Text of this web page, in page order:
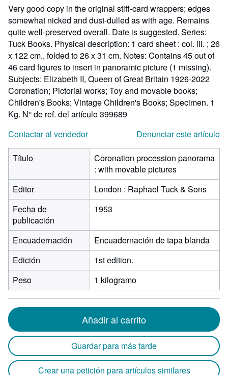
estrellas
Very good copy in the original stiff-card wrappers; edges
somewhat nicked and dust-dulled as with age. Remains
quite well-preserved overall. Date is suggested. Series:
Tuck Books. Physical description: 1 card sheet : col. ill. ; 26
x 122 cm., folded to 26 x 31 cm. Notes: Contains 45 out of
46 card figures to insert in panoramic picture (1 missing).
Subjects: Elizabeth II, Queen of Great Britain 1926-2022
Coronation; Pictorial works; Toy and movable books;
Children's Books; Vintage Children's Books; Specimen. 1
Kg. N° de ref. del artículo 399689
Contactar al vendedor
Denunciar este artículo
Título
Coronation procession panorama
: with movable pictures
Editor
London : Raphael Tuck & Sons
Fecha de
publicación
1953
Encuadernación
Encuadernación de tapa blanda
Edición
1st edition.
Peso
1 kilogramo
Añadir al carrito
Guardar para más tarde
Crear una petición para artículos similares